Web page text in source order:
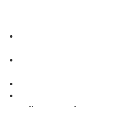
Paling Banyak Komentar